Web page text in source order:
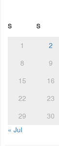
S S
1 2
8
9
15
16
22
23
29
30
« Jul